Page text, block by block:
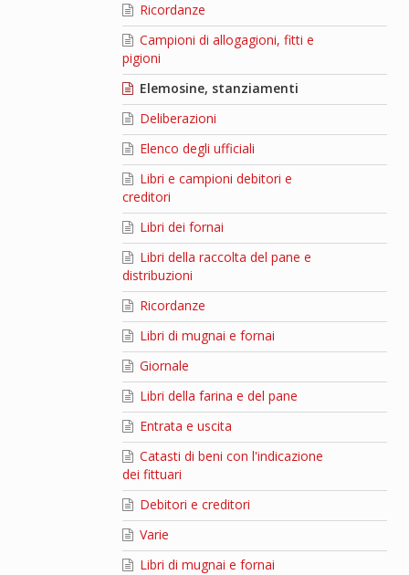
Ricordanze
Campioni di allogagioni, fitti e
pigioni
Elemosine, stanziamenti
Deliberazioni
Elenco degli ufficiali
Libri e campioni debitori e
creditori
Libri dei fornai
Libri della raccolta del pane e
distribuzioni
Ricordanze
Libri di mugnai e fornai
Giornale
Libri della farina e del pane
Entrata e uscita
Catasti di beni con l'indicazione
dei fittuari
Debitori e creditori
Varie
Libri di mugnai e fornai